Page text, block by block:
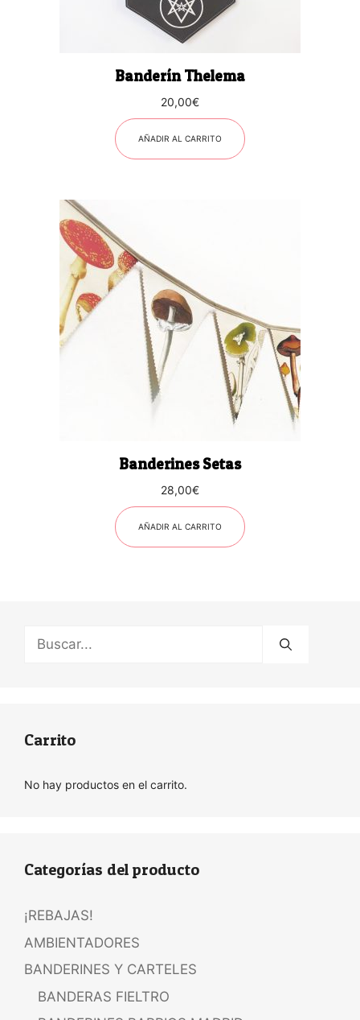
Banderín Thelema
20,00€
AÑADIR AL CARRITO
Banderines Setas
28,00€
AÑADIR AL CARRITO
Buscar:
Carrito
No hay productos en el carrito.
Categorías del producto
¡REBAJAS!
AMBIENTADORES
BANDERINES Y CARTELES
BANDERAS FIELTRO